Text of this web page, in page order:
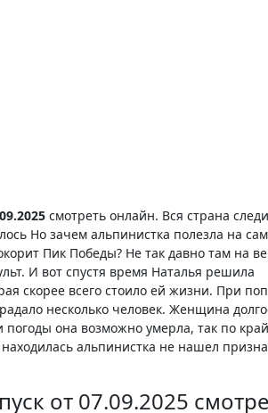
смотреть онлайн. Вся страна
Но зачем альпинистка полезла на
Пик Победы? Не так давно там на
И вот спустя время Наталья решила
скорее всего стоило ей жизни. При
несколько человек. Женщина
она возможно умерла, так по
альпинистка не нашел
от 07.09.2025